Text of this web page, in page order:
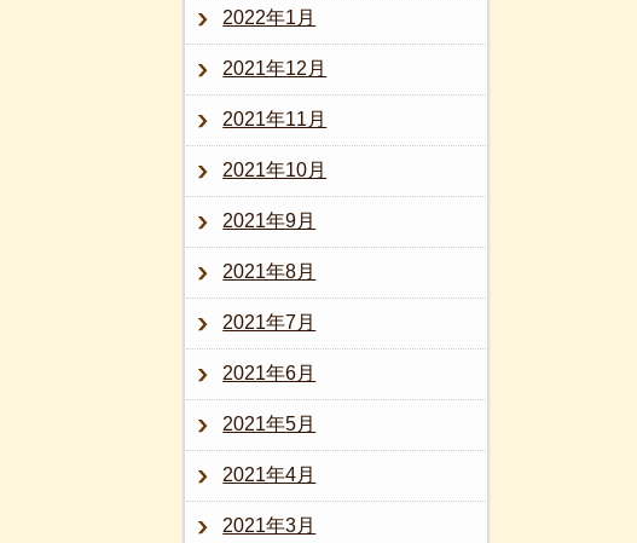
2022年1月
2021年12月
2021年11月
2021年10月
2021年9月
2021年8月
2021年7月
2021年6月
2021年5月
2021年4月
2021年3月